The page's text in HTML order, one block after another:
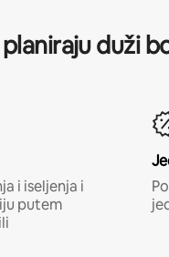
duži
i iseljenja i
putem